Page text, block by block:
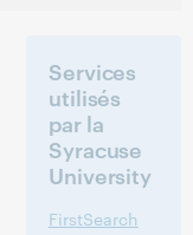
Services
utilisés
par la
Syracuse
University
FirstSearch